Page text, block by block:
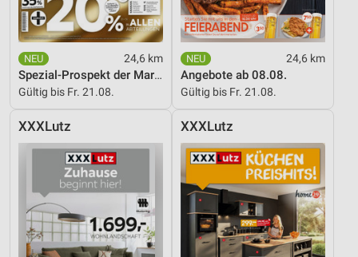
24,6 km
Spezial-Prospekt der Marken
Gültig bis Fr. 21.08.
24,6 km
Angebote ab 08.08.
Gültig bis Fr. 21.08.
XXXLutz XXXLutz